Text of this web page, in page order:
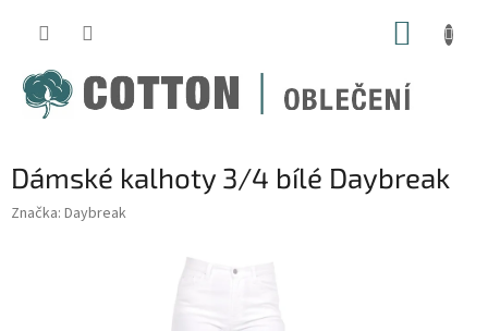
Dámské kalhoty 3/4 bílé Daybreak
Značka: Daybreak